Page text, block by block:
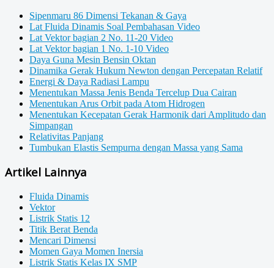
Sipenmaru 86 Dimensi Tekanan & Gaya
Lat Fluida Dinamis Soal Pembahasan Video
Lat Vektor bagian 2 No. 11-20 Video
Lat Vektor bagian 1 No. 1-10 Video
Daya Guna Mesin Bensin Oktan
Dinamika Gerak Hukum Newton dengan Percepatan Relatif
Energi & Daya Radiasi Lampu
Menentukan Massa Jenis Benda Tercelup Dua Cairan
Menentukan Arus Orbit pada Atom Hidrogen
Menentukan Kecepatan Gerak Harmonik dari Amplitudo dan
Simpangan
Relativitas Panjang
Tumbukan Elastis Sempurna dengan Massa yang Sama
Artikel Lainnya
Fluida Dinamis
Vektor
Listrik Statis 12
Titik Berat Benda
Mencari Dimensi
Momen Gaya Momen Inersia
Listrik Statis Kelas IX SMP